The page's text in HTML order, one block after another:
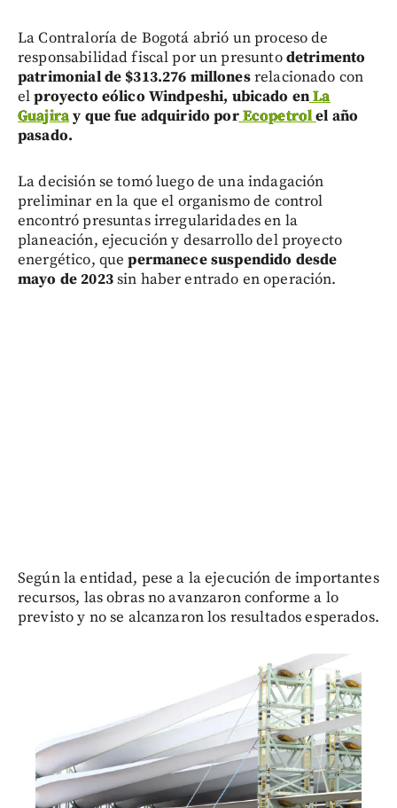
La Contraloría de Bogotá abrió un proceso de
responsabilidad fiscal por un presuntodetrimento
patrimonial de $313.276 millonesrelacionado con
elproyecto eólico Windpeshi, ubicado enLa
Guajiray que fue adquirido porEcopetrolel año
pasado.
La decisión se tomó luego de una indagación
preliminar en la que el organismo de control
encontró presuntas irregularidades en la
planeación, ejecución y desarrollo del proyecto
energético, quepermanece suspendido desde
mayo de 2023sin haber entrado en operación.
Según la entidad, pese a la ejecución de importantes
recursos, las obras no avanzaron conforme a lo
previsto y no se alcanzaron los resultados esperados.